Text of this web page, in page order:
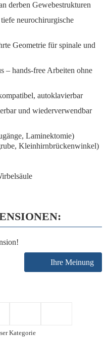
derben Gewebestrukturen
neurochirurgische
Geometrie für spinale und
– hands-free Arbeiten ohne
autoklavierbar
und wiederverwendbar
Laminektomie)
Kleinhirnbrückenwinkel)
Ihre Meinung
Kategorie